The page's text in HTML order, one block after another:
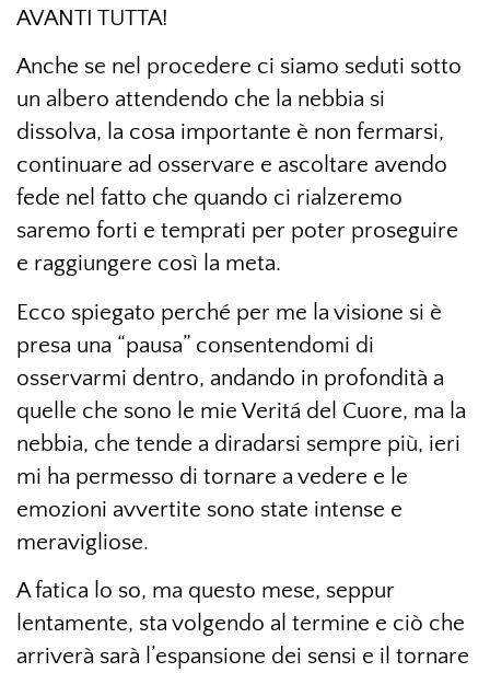
AVANTI TUTTA!
Anche se nel procedere ci siamo seduti sotto
un albero attendendo che la nebbia si
dissolva, la cosa importante è non fermarsi,
continuare ad osservare e ascoltare avendo
fede nel fatto che quando ci rialzeremo
saremo forti e temprati per poter proseguire
e raggiungere così la meta.
Ecco spiegato perché per me la visione si è
presa una “pausa” consentendomi di
osservarmi dentro, andando in profondità a
quelle che sono le mie Veritá del Cuore, ma la
nebbia, che tende a diradarsi sempre più, ieri
mi ha permesso di tornare a vedere e le
emozioni avvertite sono state intense e
meravigliose.
A fatica lo so, ma questo mese, seppur
lentamente, sta volgendo al termine e ciò che
arriverà sarà l’espansione dei sensi e il tornare